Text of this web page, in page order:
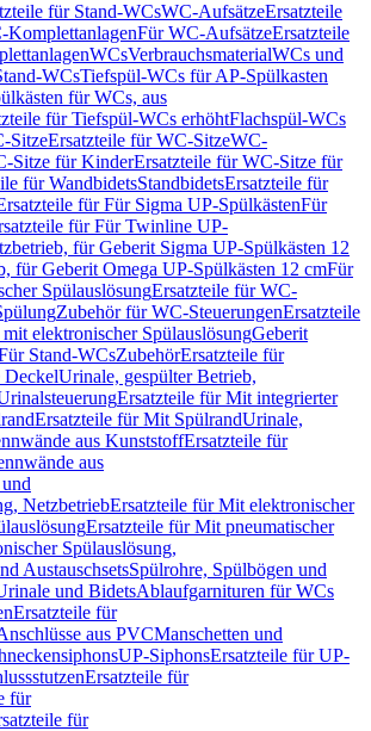
für Stand-WCsWC-AufsätzeErsatzteile
KomplettanlagenFür WC-AufsätzeErsatzteile
WCsVerbrauchsmaterialWCs und
WCsTiefspül-WCs für AP-Spülkasten
für WCs, aus
für Tiefspül-WCs erhöhtFlachspül-WCs
SitzeErsatzteile für WC-SitzeWC-
Sitze für KinderErsatzteile für WC-Sitze für
für WandbidetsStandbidetsErsatzteile für
für Für Sigma UP-SpülkästenFür
für Für Twinline UP-
für Geberit Sigma UP-Spülkästen 12
für Geberit Omega UP-Spülkästen 12 cmFür
SpülauslösungErsatzteile für WC-
Zubehör für WC-SteuerungenErsatzteile
elektronischer SpülauslösungGeberit
Stand-WCsZubehörErsatzteile für
DeckelUrinale, gespülter Betrieb,
Ersatzteile für Mit integrierter
Ersatzteile für Mit SpülrandUrinale,
aus KunststoffErsatzteile für
aus
NetzbetriebErsatzteile für Mit elektronischer
Ersatzteile für Mit pneumatischer
Spülauslösung,
AustauschsetsSpülrohre, Spülbögen und
und BidetsAblaufgarnituren für WCs
Ersatzteile für
aus PVCManschetten und
UP-SiphonsErsatzteile für UP-
Ersatzteile für
für
für